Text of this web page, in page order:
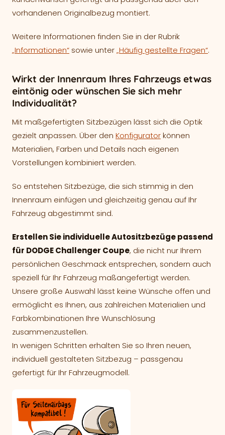
vorhandenen Originalbezug montiert.
Weitere Informationen finden Sie in der Rubrik
„Informationen“ sowie unter„Häufig gestellte Fragen“.
Wirkt der Innenraum Ihres Fahrzeugs etwas
eintönig oder wünschen Sie sich mehr
Individualität?
Mit maßgefertigten Sitzbezügen lässt sich die Optik
gezielt anpassen. Über den Konfiguratorkönnen
Materialien, Farben und Details nach eigenen
Vorstellungen kombiniert werden.
So entstehen Sitzbezüge, die sich stimmig in den
Innenraum einfügen und gleichzeitig genau auf Ihr
Fahrzeug abgestimmt sind.
Erstellen Sie individuelle Autositzbezüge passend
für DODGE Challenger Coupe, die nicht nur Ihrem
persönlichen Geschmack entsprechen, sondern auch
speziell für Ihr Fahrzeug maßangefertigt werden.
Unsere große Auswahl lässt keine Wünsche offen und
ermöglicht es Ihnen, aus zahlreichen Materialien und
Farbkombinationen Ihre Wunschlösung
zusammenzustellen.
In wenigen Schritten erhalten Sie so Ihren neuen,
individuell gestalteten Sitzbezug – passgenau
gefertigt für Ihr Fahrzeugmodell.